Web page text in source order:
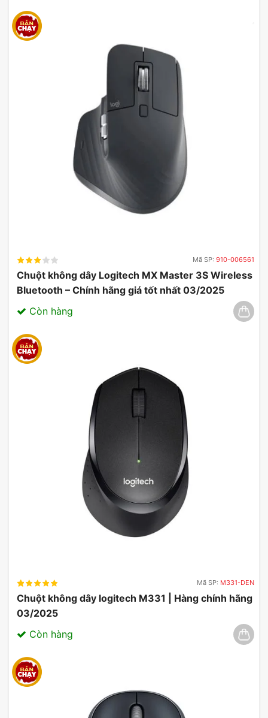
Mã SP: 910-006561
Chuột không dây Logitech MX Master 3S Wireless
Bluetooth – Chính hãng giá tốt nhất 03/2025
Còn hàng
Mã SP: M331-DEN
Chuột không dây logitech M331 | Hàng chính hãng
03/2025
Còn hàng